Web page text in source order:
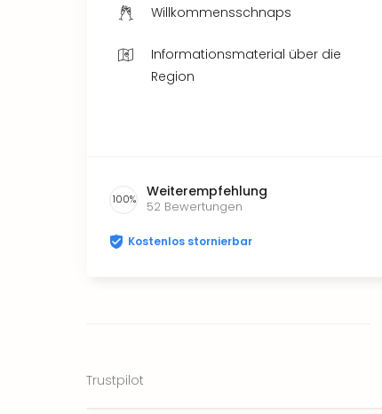
Willkommensschnaps
Informationsmaterial über die
Region
100% Weiterempfehlung
52 Bewertungen
Kostenlos stornierbar
Trustpilot